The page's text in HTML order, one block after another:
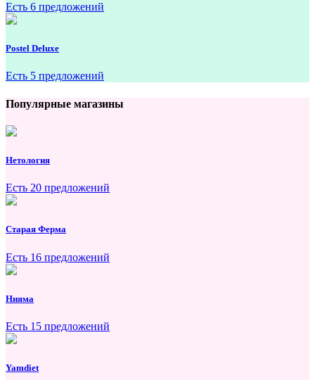
Есть 6 предложений
Postel Deluxe
Есть 5 предложений
Популярные магазины
Нетология
Есть 20 предложений
Старая Ферма
Есть 16 предложений
Нияма
Есть 15 предложений
Yamdiet